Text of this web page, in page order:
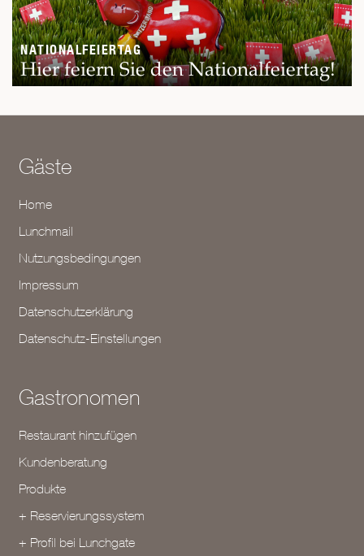
NATIONALFEIERTAG
Hier feiern Sie den Nationalfeiertag!
Gäste
Home
Lunchmail
Nutzungsbedingungen
Impressum
Datenschutzerklärung
Datenschutz-Einstellungen
Gastronomen
Restaurant hinzufügen
Kundenberatung
Produkte
+ Reservierungssystem
+ Profil bei Lunchgate